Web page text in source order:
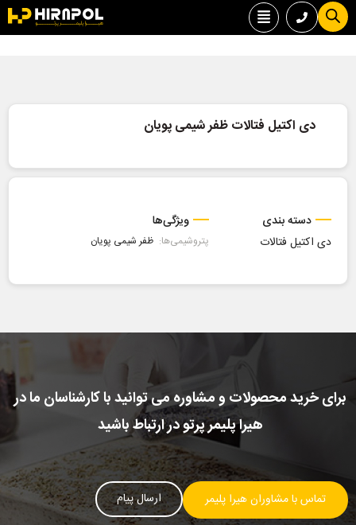
دی اکتیل فتالات ظفر شیمی پویان
دسته بندی
دی اکتیل فتالات
ویژگی‌ها
پتروشیمی‌ها: ظفر شیمی پویان
برای خرید محصولات و مشاوره می توانید با کارشناسان ما در
هیرا پلیمر پرتو در ارتباط باشید
تماس با مشاوران هیرا پلیمر ارسال پیام